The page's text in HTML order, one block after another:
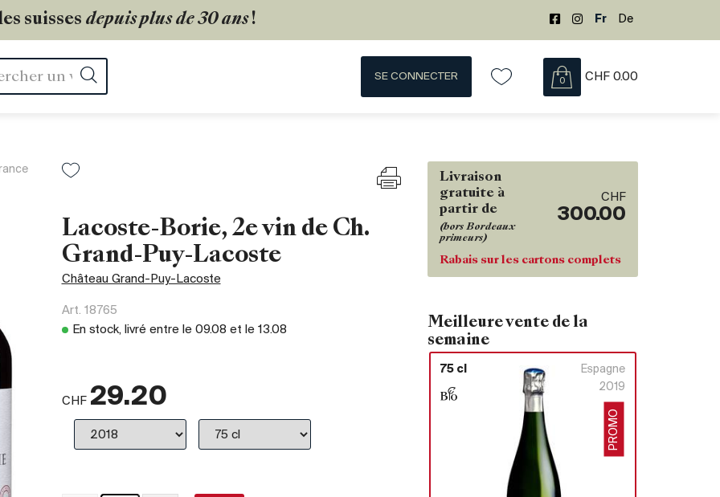
suisses depuis plus de 30 ans! Fr De
SE CONNECTER 0 CHF 0.00
Lacoste-Borie, 2e vin de Ch.
Grand-Puy-Lacoste
Château Grand-Puy-Lacoste
Art. 18765
En stock, livré entre le 09.08 et le 13.08
CHF 29.20
Livraison
gratuite à
partir de
(hors Bordeaux
primeurs)
CHF
300.00
Rabais sur les cartons complets
Meilleure vente de la
semaine
75 cl
Espagne
2019
PROMO